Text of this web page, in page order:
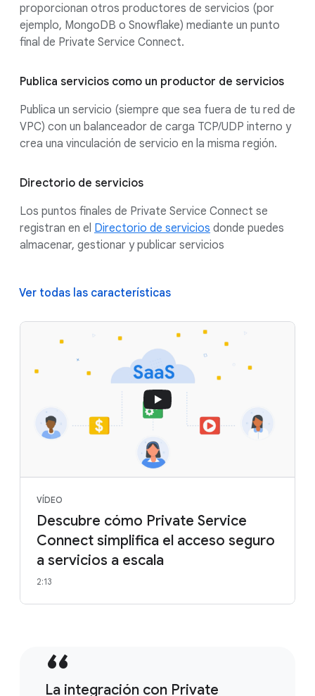
proporcionan otros productores de servicios (por
ejemplo, MongoDB o Snowflake) mediante un punto
final de Private Service Connect.
Publica servicios como un productor de servicios
Publica un servicio (siempre que sea fuera de tu red de
VPC) con un balanceador de carga TCP/UDP interno y
crea una vinculación de servicio en la misma región.
Directorio de servicios
Los puntos finales de Private Service Connect se
registran en el Directorio de servicios donde puedes
almacenar, gestionar y publicar servicios
Ver todas las características
VÍDEO
Descubre cómo Private Service
Connect simplifica el acceso seguro
a servicios a escala
2:13
La integración con Private